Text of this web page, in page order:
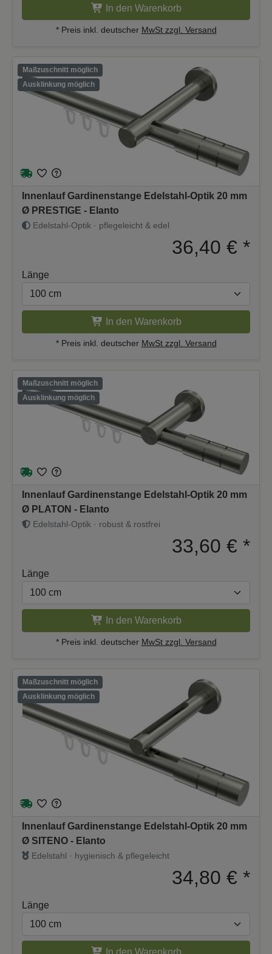
In den Warenkorb
* Preis inkl. deutscher MwSt zzgl. Versand
Maßzuschnitt möglich
Ausklinkung möglich
Innenlauf Gardinenstange Edelstahl-Optik 20 mm
Ø PRESTIGE - Elanto
Edelstahl-Optik · pflegeleicht & edel
36,40 € *
Länge
In den Warenkorb
* Preis inkl. deutscher MwSt zzgl. Versand
Maßzuschnitt möglich
Ausklinkung möglich
Innenlauf Gardinenstange Edelstahl-Optik 20 mm
Ø PLATON - Elanto
Edelstahl-Optik · robust & rostfrei
33,60 € *
Länge
In den Warenkorb
* Preis inkl. deutscher MwSt zzgl. Versand
Maßzuschnitt möglich
Ausklinkung möglich
Innenlauf Gardinenstange Edelstahl-Optik 20 mm
Ø SITENO - Elanto
Edelstahl · hygienisch & pflegeleicht
34,80 € *
Länge
In den Warenkorb